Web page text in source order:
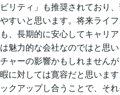
ビリティ」も推奨されており
やすいと思います。将来ライ
も、長期的に安心してキャリ
は魅力的な会社なのではと思
チャーの影響かもしれません
暇に対しては寛容だと思いま
ックアップし合うことで、そ